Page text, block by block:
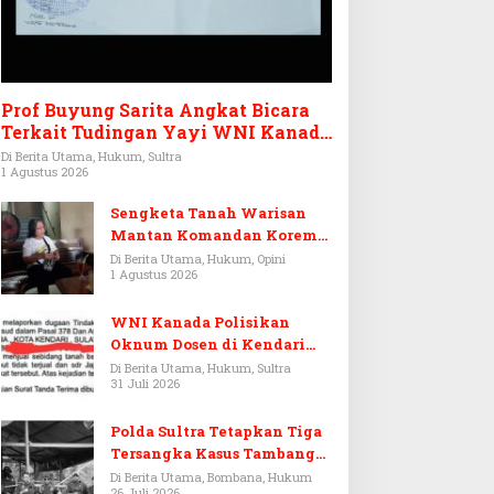
Prof Buyung Sarita Angkat Bicara
Terkait Tudingan Yayi WNI Kanada
Ditagih Utang Rp3,6 Miliar
Di Berita Utama, Hukum, Sultra
1 Agustus 2026
Sengketa Tanah Warisan
Mantan Komandan Korem
143/HO, Ketika Warisan
Menjadi Arena Pemerasan
Di Berita Utama, Hukum, Opini
1 Agustus 2026
WNI Kanada Polisikan
Oknum Dosen di Kendari
Terkait Aset Puluhan Miliar
Di Berita Utama, Hukum, Sultra
31 Juli 2026
Polda Sultra Tetapkan Tiga
Tersangka Kasus Tambang
Emas Ilegal di Bombana
Di Berita Utama, Bombana, Hukum